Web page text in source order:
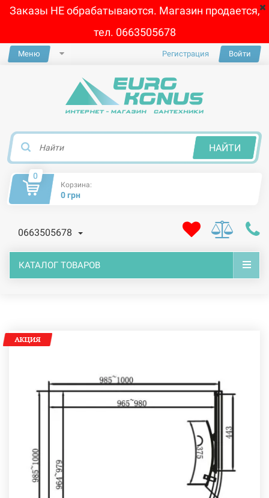
Заказы НЕ обрабатываются. Магазин продается,
тел. 0663505678
Меню Регистрация Войти
НАЙТИ
0
Корзина:
0 грн
0663505678
КАТАЛОГ ТОВАРОВ